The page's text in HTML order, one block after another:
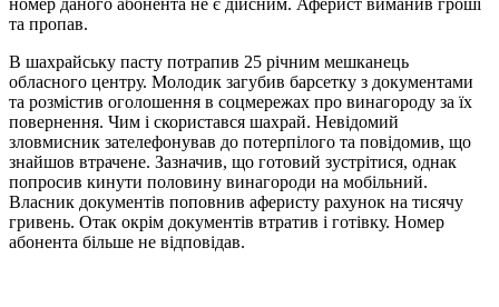
номер даного абонента не є дійсним. Аферист виманив гроші
та пропав.
В шахрайську пасту потрапив 25 річним мешканець
обласного центру. Молодик загубив барсетку з документами
та розмістив оголошення в соцмережах про винагороду за їх
повернення. Чим і скористався шахрай. Невідомий
зловмисник зателефонував до потерпілого та повідомив, що
знайшов втрачене. Зазначив, що готовий зустрітися, однак
попросив кинути половину винагороди на мобільний.
Власник документів поповнив аферисту рахунок на тисячу
гривень. Отак окрім документів втратив і готівку. Номер
абонента більше не відповідав.